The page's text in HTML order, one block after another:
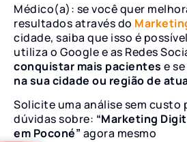
Médico(a): se você quer
resultados através do
cidade, saiba que isso é
utiliza o Google e as Redes
conquistar mais pacientes e
na sua cidade ou região de
Solicite uma análise sem custo
dúvidas sobre: “Marketing
em Poconé” agora mesmo